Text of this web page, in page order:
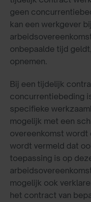
geen
kan een werkgever
onbepaalde tijd
opnemen.
Bij een tijdelijk
concurrentiebeding
specifieke
mogelijk met een
overeenkomst wordt
wordt vermeld dat
toepassing is op
mogelijk ook
het contract van